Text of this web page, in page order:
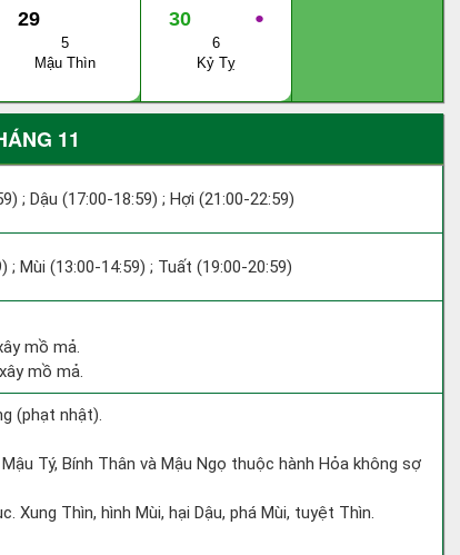
29
5
Mậu Thìn
●
30
6
Kỷ Tỵ
11
; Dậu (17:00-18:59) ; Hợi (21:00-22:59)
; Mùi (13:00-14:59) ; Tuất (19:00-20:59)
mồ mả.
mồ mả.
(phạt nhật).
Tý, Bính Thân và Mậu Ngọ thuộc hành Hỏa không sợ
Xung Thìn, hình Mùi, hại Dậu, phá Mùi, tuyệt Thìn.